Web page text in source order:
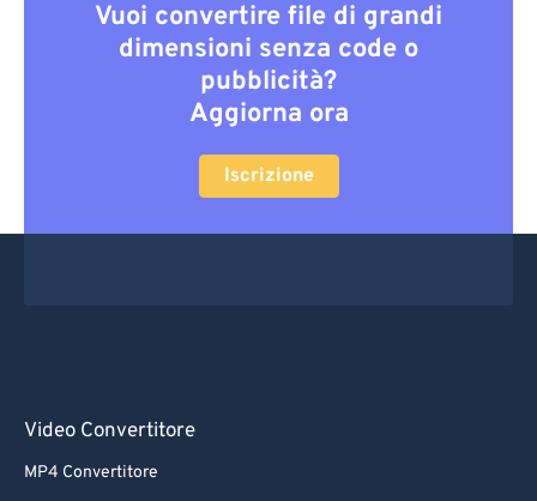
Vuoi convertire file di grandi
dimensioni senza code o
pubblicità?
Aggiorna ora
Iscrizione
Video Convertitore
MP4 Convertitore